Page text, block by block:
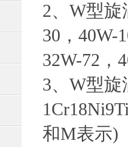
2、W型旋
30，40W-
32W-72，
3、W型
和M表示)